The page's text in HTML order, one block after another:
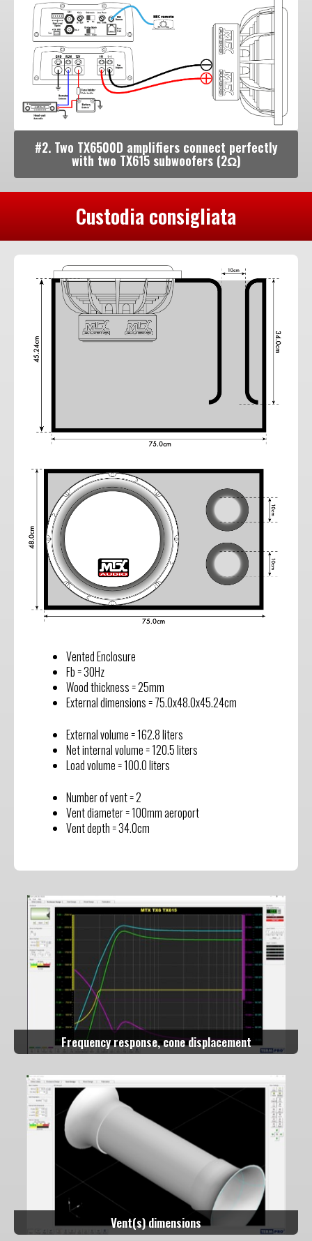
#2. Two TX6500D amplifiers connect perfectly
with two TX615 subwoofers (2Ω)
Custodia consigliata
Vented Enclosure
Fb = 30Hz
Wood thickness = 25mm
External dimensions = 75.0x48.0x45.24cm
External volume = 162.8 liters
Net internal volume = 120.5 liters
Load volume = 100.0 liters
Number of vent = 2
Vent diameter = 100mm aeroport
Vent depth = 34.0cm
Frequency response, cone displacement
Vent(s) dimensions